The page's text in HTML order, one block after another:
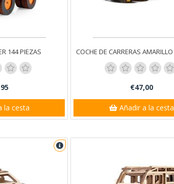
144 PIEZAS
la cesta
€47,00
Añadir a la cesta